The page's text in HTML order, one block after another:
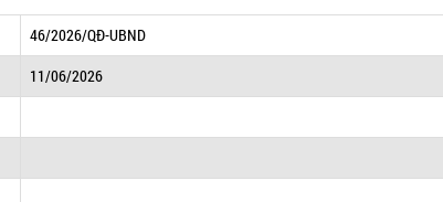
46/2026/QĐ-UBND
11/06/2026